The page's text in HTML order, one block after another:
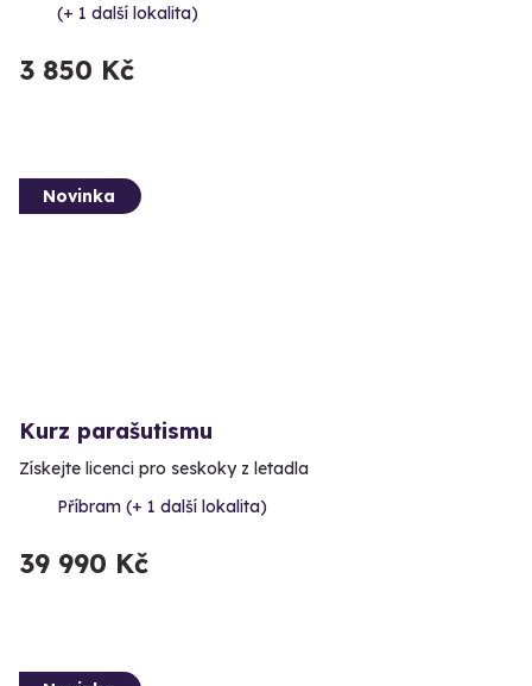
(+ 1 další lokalita)
3 850 Kč
Novinka
Kurz parašutismu
Získejte licenci pro seskoky z letadla
Příbram (+ 1 další lokalita)
39 990 Kč